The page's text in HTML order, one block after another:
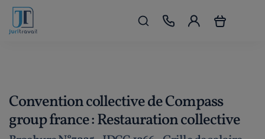
Convention collective de Compass
group france : Restauration collective